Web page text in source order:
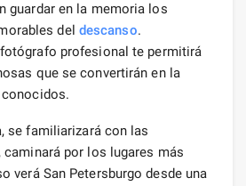
guardar en la memoria los
del descanso.
profesional te permitirá
que se convertirán en la
se familiarizará con las
caminará por los lugares más
verá San Petersburgo desde una